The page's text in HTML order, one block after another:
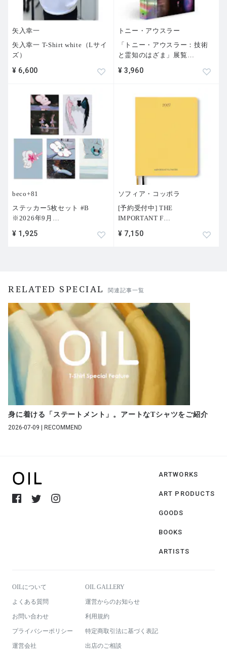
矢入幸一
矢入幸一 T-Shirt white（Lサイ
ズ）
¥ 6,600
トニー・アウスラー
「トニー・アウスラー：技術
と霊知のはざま」展覧
¥ 3,960
beco+81
ステッカー5枚セット #B
※2026年9月 …
¥ 1,925
ソフィア・コッポラ
[予約受付中] THE
IMPORTANT F…
¥ 7,150
RELATED SPECIAL 関連記事一覧
身に着ける「ステートメント」。アートなTシャツをご紹介
2026-07-09 | RECOMMEND
ARTWORKS
ART PRODUCTS
GOODS
BOOKS
ARTISTS
OILについて OIL GALLERY
よくある質問 運営からのお知らせ
お問い合わせ 利用規約
プライバシーポリシー 特定商取引法に基づく表記
運営会社 出店のご相談